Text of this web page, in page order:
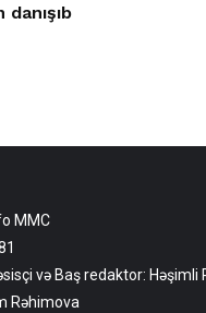
MMC
və Baş redaktor: Həşimli
Rəhimova